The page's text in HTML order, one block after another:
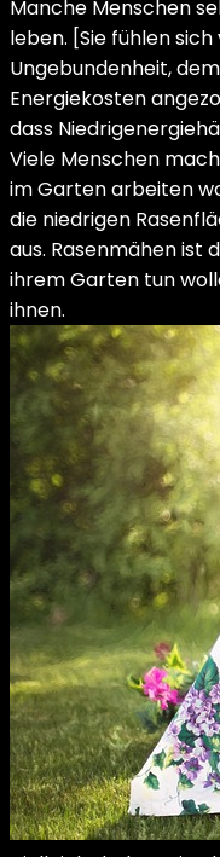
Manche Menschen
leben. [Sie fühlen
Ungebundenheit,
Energiekosten
dass
Viele Menschen
im Garten arbeiten
die niedrigen
aus. Rasenmähen ist
ihrem Garten tun
ihnen.